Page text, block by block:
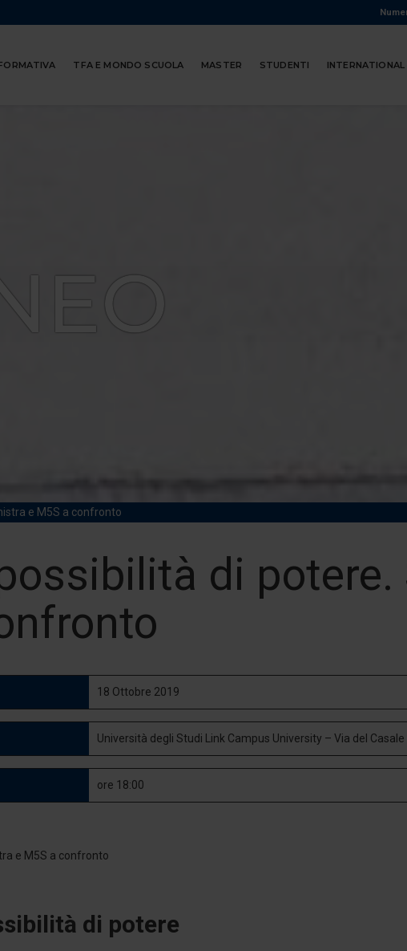
TFA E MONDO SCUOLA MASTER STUDENTI
e M5S a confronto
di potere.
18 Ottobre 2019
Università degli Studi Link Campus University – Via del Casale
ore 18:00
di potere